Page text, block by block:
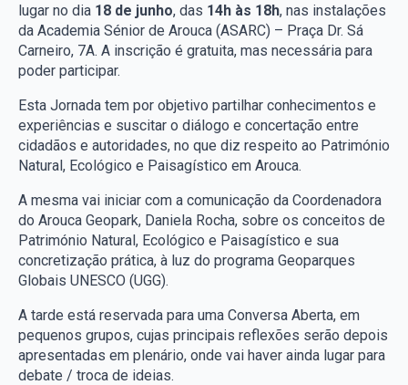
lugar no dia 18 de junho, das 14h às 18h, nas instalações
da Academia Sénior de Arouca (ASARC) – Praça Dr. Sá
Carneiro, 7A. A inscrição é gratuita, mas necessária para
poder participar.
Esta Jornada tem por objetivo partilhar conhecimentos e
experiências e suscitar o diálogo e concertação entre
cidadãos e autoridades, no que diz respeito ao Património
Natural, Ecológico e Paisagístico em Arouca.
A mesma vai iniciar com a comunicação da Coordenadora
do Arouca Geopark, Daniela Rocha, sobre os conceitos de
Património Natural, Ecológico e Paisagístico e sua
concretização prática, à luz do programa Geoparques
Globais UNESCO (UGG).
A tarde está reservada para uma Conversa Aberta, em
pequenos grupos, cujas principais reflexões serão depois
apresentadas em plenário, onde vai haver ainda lugar para
debate / troca de ideias.